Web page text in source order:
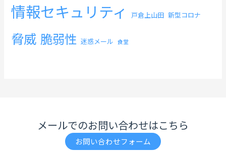
情報セキュリティ 戸倉上山田 新型コロナ
脅威 脆弱性 迷惑メール 食堂
メールでのお問い合わせはこちら
お問い合わせフォーム